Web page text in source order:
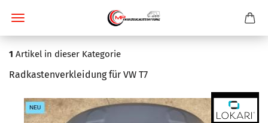
1 Artikel in dieser Kategorie
Radkastenverkleidung für VW T7